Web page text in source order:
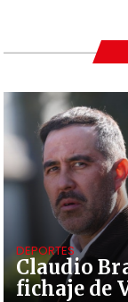
Claudio
fichaje de
DEPORTES